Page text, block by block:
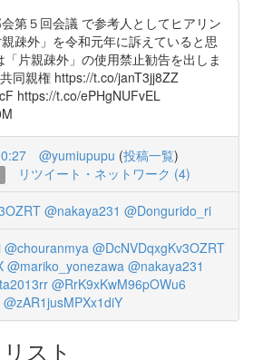
第５回会議 で参考人としてヒアリン
疎外」を令和元年に訴えていると思
片親疎外」の使用禁止勧告を出しま
同親権 https://t.co/janT3jj8ZZ
https://t.co/ePHgNUFvEL
@yumiupupu (投稿一覧)
リツイート・ネットワーク (4)
@nakaya231 @Dongurido_ri
@chouranmya @DcNVDqxgKv3OZRT
@mariko_yonezawa @nakaya231
@RrK9xKwM96pOWu6
@zAR1jusMPXx1diY
スト